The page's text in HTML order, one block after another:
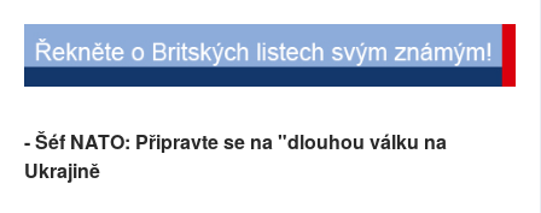
- Šéf NATO: Připravte se na "dlouhou válku na
Ukrajině